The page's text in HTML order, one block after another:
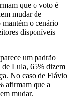
que o voto é
mudar de
mantém o cenário
disponíveis
um padrão
de Lula, 65% dizem
No caso de Flávio
afirmam que a
mudar.